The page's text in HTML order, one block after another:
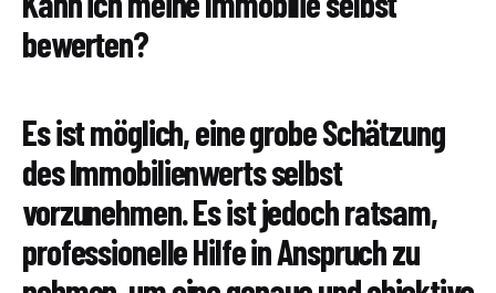
bewerten?
Es ist möglich, eine grobe Schätzung
des Immobilienwerts selbst
vorzunehmen. Es ist jedoch ratsam,
professionelle Hilfe in Anspruch zu